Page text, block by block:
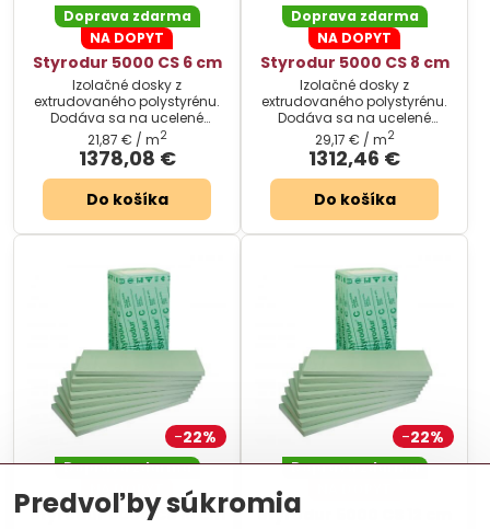
Doprava zdarma
NA DOPYT
Styrodur 5000 CS 6 cm
Izolačné dosky z
extrudovaného polystyrénu.
Dodáva sa na ucelené
palety.
1378,08 €
21,87 € / m2
Do košíka
Doprava zdarma
NA DOPYT
Styrodur 5000 CS 8 cm
Izolačné dosky z
extrudovaného polystyrénu.
Dodáva sa na ucelené
palety.
1312,46 €
29,17 € / m2
Do košíka
22%
Doprava zdarma
NA DOPYT
Styrodur 5000 CS 10 cm
22%
Doprava zdarma
Styrodur 5000 CS 12 cm
Predvoľby súkromia